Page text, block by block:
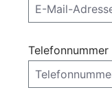
Telefonnummer